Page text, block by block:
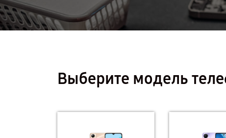
Выберите модель